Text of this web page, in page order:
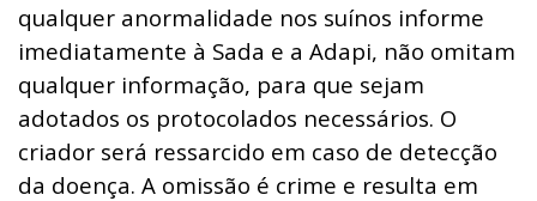
qualquer anormalidade nos suínos informe
imediatamente à Sada e a Adapi, não omitam
qualquer informação, para que sejam
adotados os protocolados necessários. O
criador será ressarcido em caso de detecção
da doença. A omissão é crime e resulta em